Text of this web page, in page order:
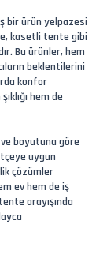
bir ürün yelpazesi
kasetli tente gibi
Bu ürünler, hem
beklentilerini
konfor
hem de
boyutuna göre
uygun
çözümler
ev hem de iş
arayışında